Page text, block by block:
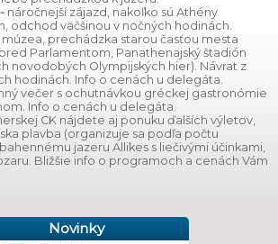
náročnejší zájazd, nakoľko sú Athény
odchod väčšinou v nočných hodinách.
prechádzka starou časťou mesta
Parlamentom, Panathenajský štadión
novodobých Olympijských hier). Návrat z
hodinách. Info o cenách u delegáta.
večer s ochutnávkou gréckej gastronómie
Info o cenách u delegáta.
CK nájdete aj ponuku ďalších výletov,
plavba (organizuje sa podľa počtu
jazeru Allikes s liečivými účinkami,
Bližšie info o programoch a cenách Vám
Novinky